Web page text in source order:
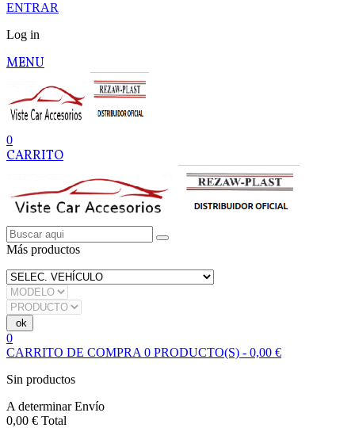
ENTRAR
Log in
MENU
0
CARRITO
Más productos
0
CARRITO DE COMPRA 0 PRODUCTO(S) - 0,00 €
Sin productos
A determinarEnvío
0,00 € Total